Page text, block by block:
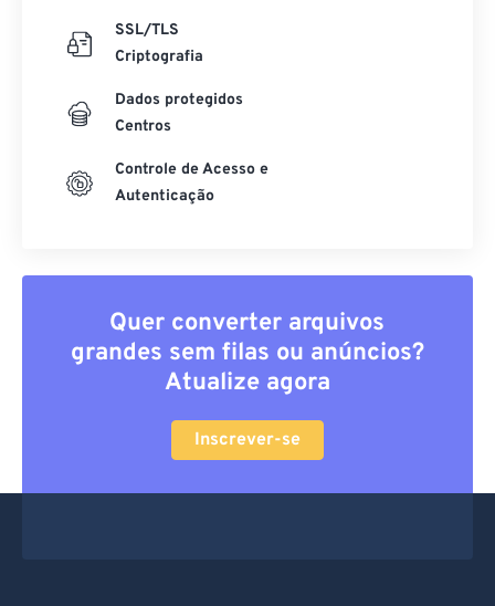
SSL/TLS
Criptografia
Dados protegidos
Centros
Controle de Acesso e
Autenticação
Quer converter arquivos
grandes sem filas ou anúncios?
Atualize agora
Inscrever-se